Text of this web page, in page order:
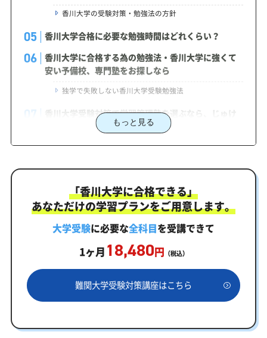
香川大学の受験対策・勉強法の方針
香川大学合格に必要な勉強時間はどれくらい？
香川大学に合格する為の勉強法・香川大学に強くて
安い予備校、専門塾をお探しなら
独学で失敗しない香川大学受験勉強法
香川大学受験対策で学習管理塾を選ぶなら、じゅけ
ラボ予備校という選択肢
2027年度（令和9年度）香川大学入試に対応した受
香川大学合格を最短ルートでつなぐ「オーダーメイ
ドカリキュラム」
まずはあなたの弱点をしっかり把握現状分析テスト
あなただけの学習計画だから成果が出る！香川大学合格
に向けた受験対策カリキュラム
学習効果をしっかり確認定着度テスト
あなたにピッタリ合った「香川大学対策のオーダー
もっと見る
「香川大学に合格できる」
あなただけの学習プランをご用意します。
大学受験に必要な全科目を受講できて
1ヶ月 18,480円 （税込）
難関大学受験対策講座はこちら